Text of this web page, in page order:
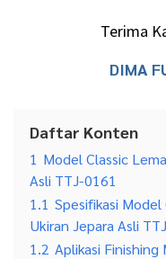
Terima
DIMA
Daftar Konten
1 Model Classic
Asli TTJ-0161
1.1 Spesifikasi Model
Ukiran Jepara Asli
1.2 Aplikasi Finishing